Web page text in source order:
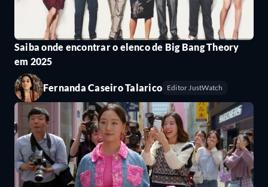
Saiba onde encontrar o elenco de Big Bang Theory
em 2025
Fernanda Caseiro Talarico Editor JustWatch